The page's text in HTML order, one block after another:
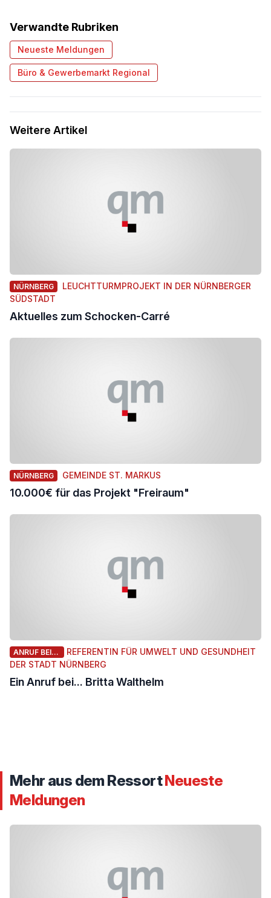
Verwandte Rubriken
Neueste Meldungen
Büro & Gewerbemarkt Regional
Weitere Artikel
NÜRNBERG
LEUCHTTURMPROJEKT IN DER NÜRNBERGER
SÜDSTADT
Aktuelles zum Schocken-Carré
NÜRNBERG GEMEINDE ST. MARKUS
10.000€ für das Projekt "Freiraum"
ANRUF BEI...
REFERENTIN FÜR UMWELT UND GESUNDHEIT
DER STADT NÜRNBERG
Ein Anruf bei... Britta Walthelm
Mehr aus dem RessortNeueste
Meldungen